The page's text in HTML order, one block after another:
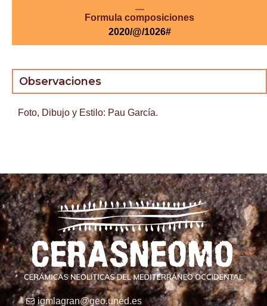
Formula composiciones
2020/@/1026#
Observaciones
Foto, Dibujo y Estilo: Pau García.
igmlagran@geo.uned.es